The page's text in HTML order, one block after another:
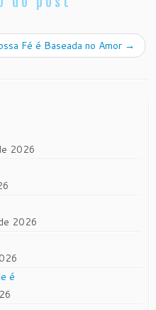
Fé é Baseada no Amor →
2026
2026
é